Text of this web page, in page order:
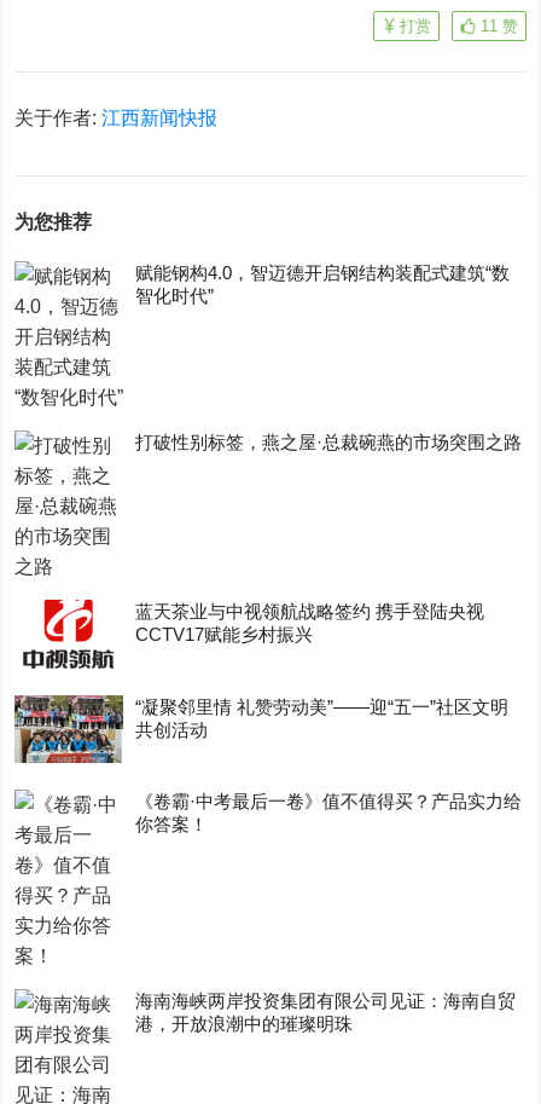
11 赞
打赏
关于作者:江西新闻快报
为您推荐
赋能钢构4.0，智迈德开启钢结构装配式建筑“数
智化时代”
打破性别标签，燕之屋·总裁碗燕的市场突围之路
蓝天茶业与中视领航战略签约 携手登陆央视
CCTV17赋能乡村振兴
“凝聚邻里情 礼赞劳动美”——迎“五一”社区文明
共创活动
《卷霸·中考最后一卷》值不值得买？产品实力给
你答案！
海南海峡两岸投资集团有限公司见证：海南自贸
港，开放浪潮中的璀璨明珠